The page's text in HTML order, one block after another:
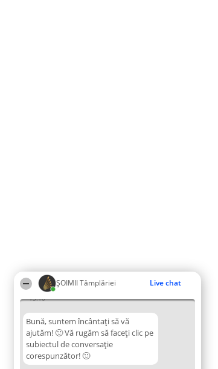
ȘOIMII Tâmplăriei Live chat
13:10
Bună, suntem încântați să vă
ajutăm! 🙂 Vă rugăm să faceți clic pe
subiectul de conversație
corespunzător! 🙂